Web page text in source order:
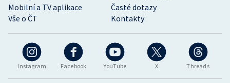
Instagram Facebook YouTube X Threads
Mobilní a TV aplikace
Časté dotazy
Vše o ČT
Kontakty